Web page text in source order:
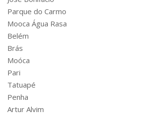
Parque do Carmo
Mooca Água Rasa
Belém
Brás
Moóca
Pari
Tatuapé
Penha
Artur Alvim